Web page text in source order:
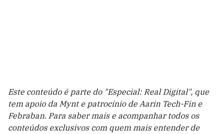
Este conteúdo é parte do "Especial: Real Digital", que
tem apoio da Mynt e patrocínio de Aarin Tech-Fin e
Febraban. Para saber mais e acompanhar todos os
conteúdos exclusivos com quem mais entender de